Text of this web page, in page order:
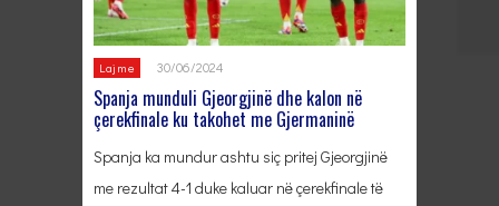
Lajme 30/06/2024
Spanja munduli Gjeorgjinë dhe kalon në
çerekfinale ku takohet me Gjermaninë
Spanja ka mundur ashtu siç pritej Gjeorgjinë
me rezultat 4-1 duke kaluar në çerekfinale të